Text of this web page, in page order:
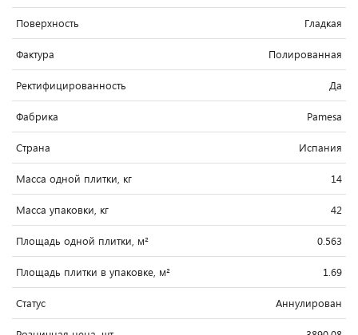
Поверхность Гладкая
Фактура Полированная
Ректифицированность Да
Фабрика Pamesa
Страна Испания
Масса одной плитки, кг 14
Масса упаковки, кг 42
Площадь одной плитки, м² 0.563
Площадь плитки в упаковке, м² 1.69
Статус Аннулирован